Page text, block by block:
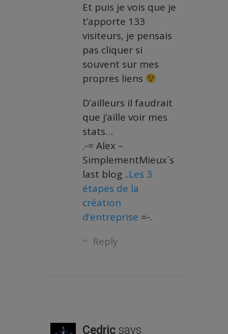
Et puis je vois que je
t’apporte 133
visiteurs, je pensais
pas cliquer si
souvent sur mes
propres liens
D’ailleurs il faudrait
que j’aille voir mes
stats…
.-= Alex –
SimplementMieux´s
last blog ..Les 3
étapes de la
création
d’entreprise =-.
Reply
Cedric says